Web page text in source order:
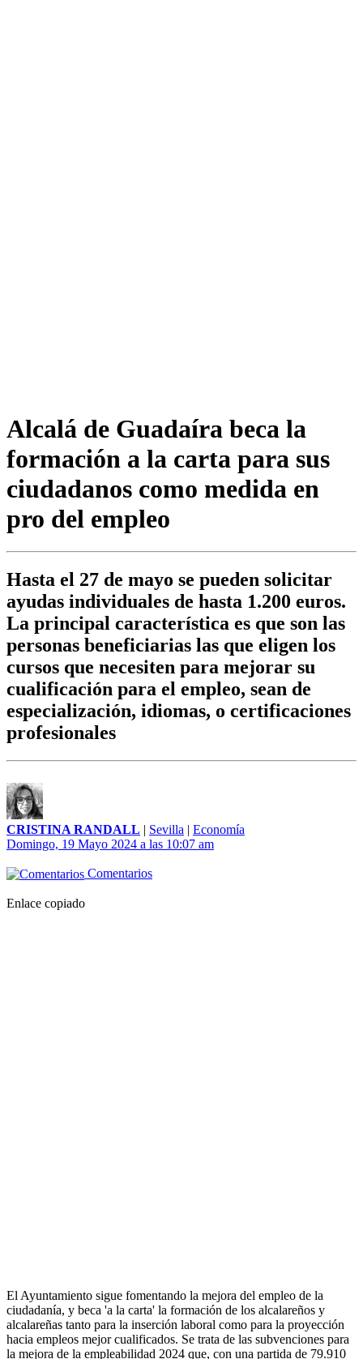
Alcalá de Guadaíra beca la
formación a la carta para sus
ciudadanos como medida en
pro del empleo
Hasta el 27 de mayo se pueden solicitar
ayudas individuales de hasta 1.200 euros.
La principal característica es que son las
personas beneficiarias las que eligen los
cursos que necesiten para mejorar su
cualificación para el empleo, sean de
especialización, idiomas, o certificaciones
profesionales
CRISTINA RANDALL | Sevilla | Economía
Domingo, 19 Mayo 2024 a las 10:07 am
Comentarios
Enlace copiado
El Ayuntamiento sigue fomentando la mejora del empleo de la
ciudadanía, y beca 'a la carta' la formación de los alcalareños y
alcalareñas tanto para la inserción laboral como para la proyección
hacia empleos mejor cualificados. Se trata de las subvenciones para
la mejora de la empleabilidad 2024 que, con una partida de 79.910